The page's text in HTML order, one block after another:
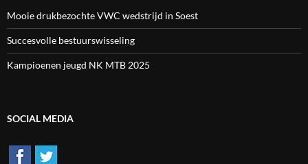
Mooie drukbezochte VWC wedstrijd in Soest
Succesvolle bestuurswisseling
Kampioenen jeugd NK MTB 2025
SOCIAL MEDIA